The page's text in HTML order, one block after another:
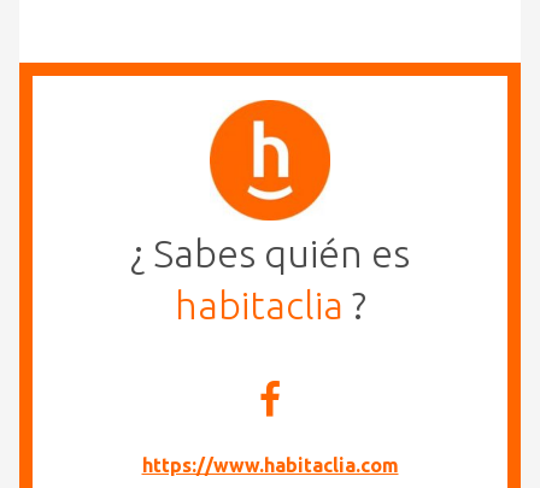
¿ Sabes quién es
habitaclia ?
https://www.habitaclia.com